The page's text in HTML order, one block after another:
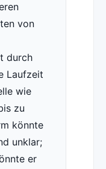
von
durch
Laufzeit
wie
zu
könnte
unklar;
er